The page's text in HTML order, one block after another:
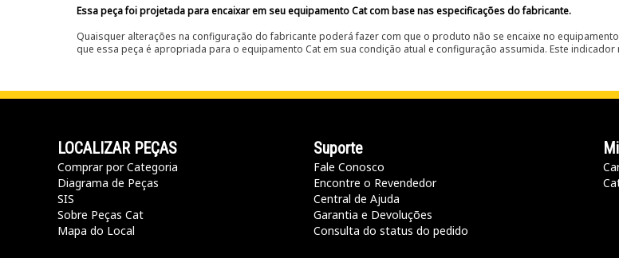
Essa peça foi projetada para encaixar em seu equipamento Cat com base nas especificações do fabricante.
Quaisquer alterações na configuração do fabricante poderá fazer com que o produto não se encaixe no
que essa peça é apropriada para o equipamento Cat em sua condição atual e configuração assumida. Este
LOCALIZAR PEÇAS
Comprar por Categoria
Diagrama de Peças
SIS
Sobre Peças Cat
Mapa do Local
Suporte
Fale Conosco
Encontre o Revendedor
Central de Ajuda
Garantia e Devoluções
Consulta do status do pedido